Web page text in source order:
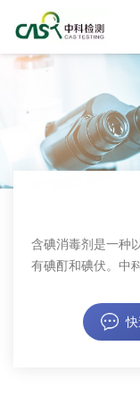
含碘消毒剂是一种
有碘酊和碘伏。中
快